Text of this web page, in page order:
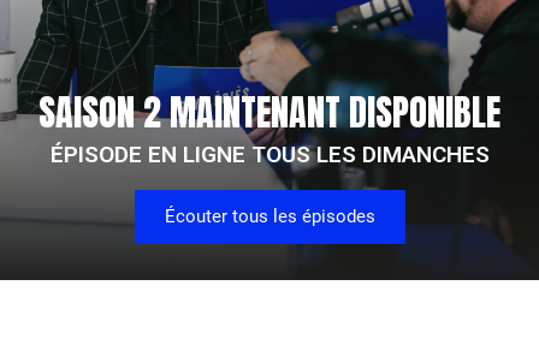
SAISON 2 MAINTENANT DISPONIBLE
ÉPISODE EN LIGNE TOUS LES DIMANCHES
Écouter tous les épisodes